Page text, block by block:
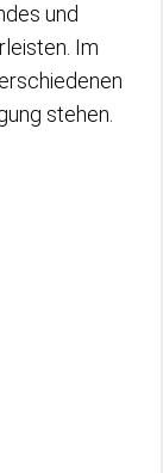
und
Im
stehen.